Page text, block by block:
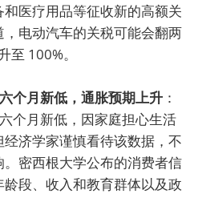
医疗用品等征收新的高额关
电动汽车的关税可能会翻两
100%。
个月新低，通胀预期上升 ：
个月新低，因家庭担心生活
济学家谨慎看待该数据，不
密西根大学公布的消费者信
段、收入和教育群体以及政